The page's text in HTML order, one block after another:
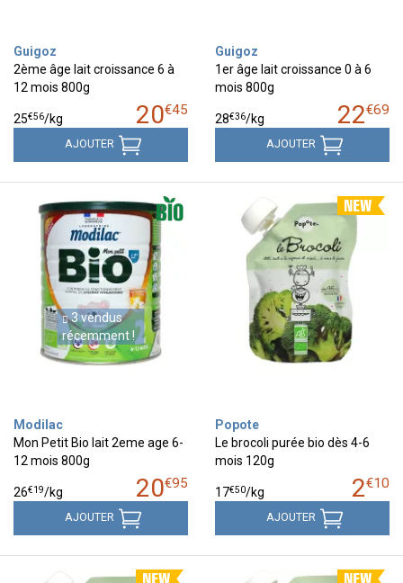
Guigoz
2ème âge lait croissance 6 à
12 mois 800g
20€45
25€56/kg
AJOUTER
Guigoz
1er âge lait croissance 0 à 6
mois 800g
22€69
28€36/kg
AJOUTER
3 vendus
récemment !
Modilac
Mon Petit Bio lait 2eme age 6-
12 mois 800g
20€95
26€19/kg
AJOUTER
Popote
Le brocoli purée bio dès 4-6
mois 120g
2€10
17€50/kg
AJOUTER